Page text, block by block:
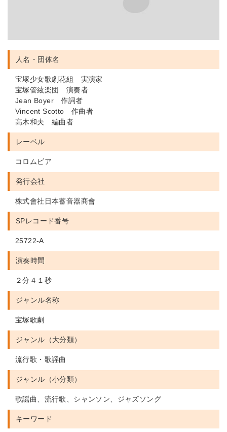
人名・団体名
宝塚少女歌劇花組 実演家
宝塚管絃楽団 演奏者
Jean Boyer 作詞者
Vincent Scotto 作曲者
高木和夫 編曲者
レーベル
コロムビア
発行会社
株式會社日本蓄音器商會
SPレコード番号
25722-A
演奏時間
２分４１秒
ジャンル名称
宝塚歌劇
ジャンル（大分類）
流行歌・歌謡曲
ジャンル（小分類）
歌謡曲、流行歌、シャンソン、ジャズソング
キーワード